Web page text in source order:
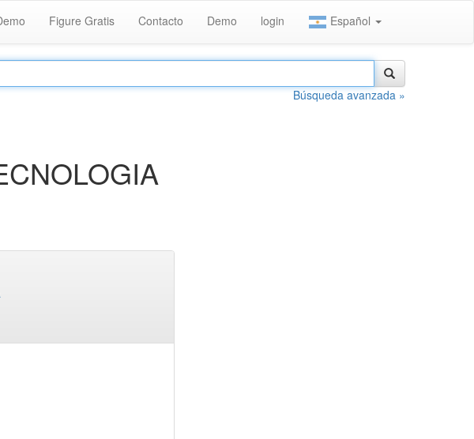
Figure Gratis Contacto Demo login Español
Búsqueda avanzada »